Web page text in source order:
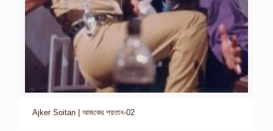
Ajker Soitan | আজকের শয়তান-02